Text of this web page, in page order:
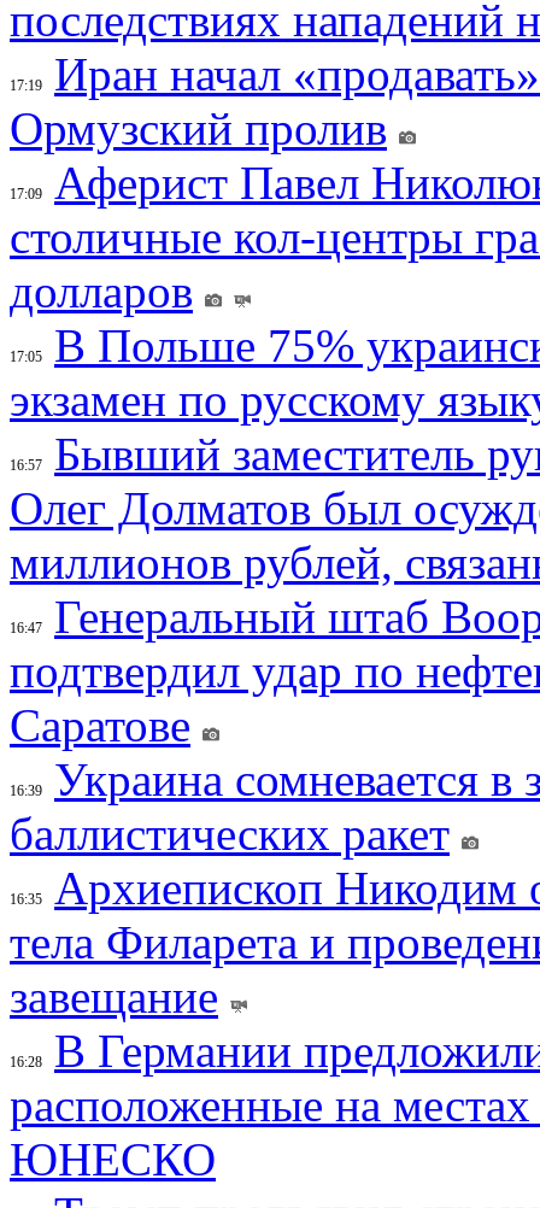
последствиях нападений
17:19
Иран начал
Ормузский пролив
17:09
Аферист Павел
столичные кол-центры
долларов
17:05
В Польше 75%
экзамен по русскому
16:57
Бывший заместитель
Олег Долматов был
миллионов рублей,
16:47
Генеральный штаб
подтвердил удар по
Саратове
16:39
Украина сомневается в
баллистических ракет
16:35
Архиепископ
тела Филарета и
завещание
16:28
В Германии
расположенные на
ЮНЕСКО